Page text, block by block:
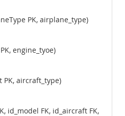
PK, airplane_type)
engine_tyoe)
aircraft_type)
id_model FK, id_aircraft FK,